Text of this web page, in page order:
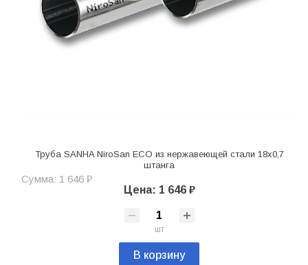
Труба SANHA NiroSan ECO из нержавеющей стали 18х0,7
штанга
Сумма: 1 646 ₽
Цена: 1 646 ₽
шт
В корзину